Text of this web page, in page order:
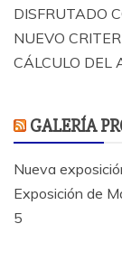
DISFRUTADO
NUEVO
CÁLCULO DEL
GALERÍA
Nueva
Exposición de
5